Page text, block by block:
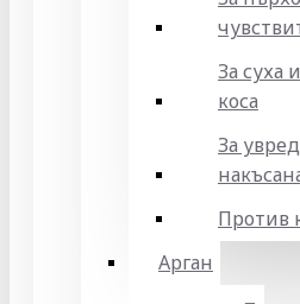
За суха
коса
За
Против
Арган